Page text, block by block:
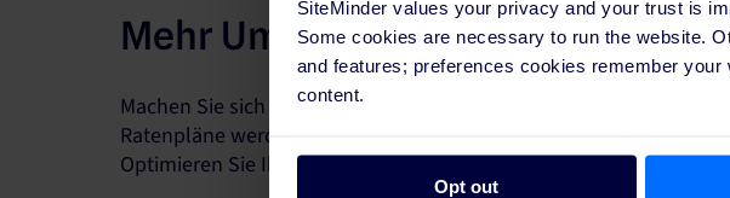
SiteMinder values your privacy and your trust is
Some cookies are necessary to run the website.
and features; preferences cookies remember
content.
Opt out
Mehr Umsatz pro Zimmer
Machen Sie sich keine Sorgen um vollständige Belegung. Neue
Ratenpläne werden in wenigen Minuten auf allen Portalen
Optimieren Sie Ihre Strategie mit Echtzeit-Einblicken.